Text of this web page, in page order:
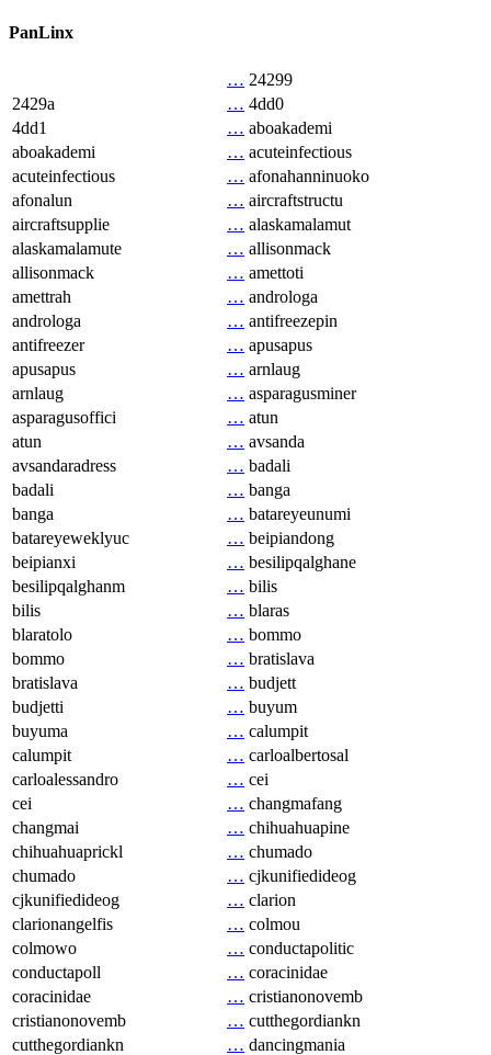
PanLinx
… 24299
2429a
… 4dd0
4dd1
… aboakademi
aboakademi
… acuteinfectious
acuteinfectious
… afonahanninuoko
afonalun
… aircraftstructu
aircraftsupplie
… alaskamalamut
alaskamalamute
… allisonmack
allisonmack
… amettoti
amettrah
… androloga
androloga
… antifreezepin
antifreezer
… apusapus
apusapus
… arnlaug
arnlaug
… asparagusminer
asparagusoffici
… atun
atun
… avsanda
avsandaradress
… badali
badali
… banga
banga
… batareyeunumi
batareyeweklyuc
… beipiandong
beipianxi
… besilipqalghane
besilipqalghanm
… bilis
bilis
… blaras
blaratolo
… bommo
bommo
… bratislava
bratislava
… budjett
budjetti
… buyum
buyuma
… calumpit
calumpit
… carloalbertosal
carloalessandro
… cei
cei
… changmafang
changmai
… chihuahuapine
chihuahuaprickl
… chumado
chumado
… cjkunifiedideog
cjkunifiedideog
… clarion
clarionangelfis
… colmou
colmowo
… conductapolitic
conductapoll
… coracinidae
coracinidae
… cristianonovemb
cristianonovemb
… cutthegordiankn
cutthegordiankn
… dancingmania